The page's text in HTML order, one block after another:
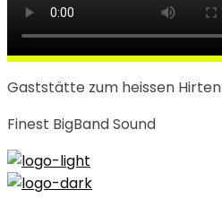
Gaststätte zum heissen Hirten
Finest BigBand Sound